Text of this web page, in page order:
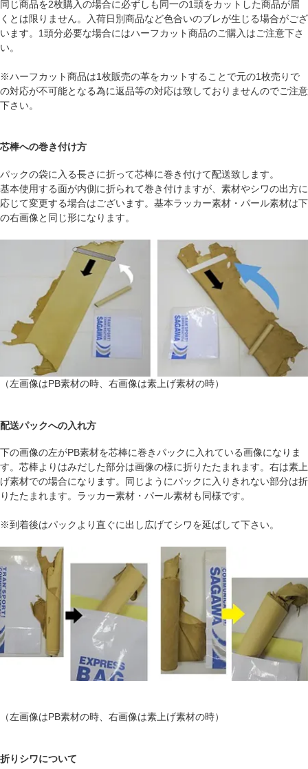
同じ商品を2枚購入の場合に必ずしも同一の1頭をカットした商品が届
くとは限りません。入荷日別商品など色合いのブレが生じる場合がござ
います。1頭分必要な場合にはハーフカット商品のご購入はご注意下さ
い。
※ハーフカット商品は1枚販売の革をカットすることで元の1枚売りで
の対応が不可能となる為に返品等の対応は致しておりませんのでご注意
下さい。
芯棒への巻き付け方
パックの袋に入る長さに折って芯棒に巻き付けて配送致します。
基本使用する面が内側に折られて巻き付けますが、素材やシワの出方に
応じて変更する場合はございます。基本ラッカー素材・パール素材は下
の右画像と同じ形になります。
（左画像はPB素材の時、右画像は素上げ素材の時）
配送パックへの入れ方
下の画像の左がPB素材を芯棒に巻きパックに入れている画像になりま
す。芯棒よりはみだした部分は画像の様に折りたたまれます。右は素上
げ素材での場合になります。同じようにパックに入りきれない部分は折
りたたまれます。ラッカー素材・パール素材も同様です。
※到着後はパックより直ぐに出し広げてシワを延ばして下さい。
（左画像はPB素材の時、右画像は素上げ素材の時）
折りシワについて